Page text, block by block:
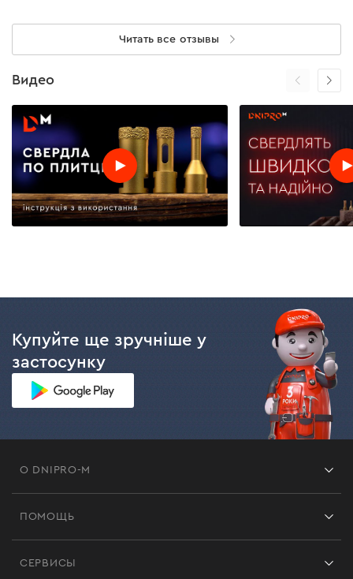
Читать все отзывы
Видео
Купуйте ще зручніше у
застосунку
О DNIPRO-M
ПОМОЩЬ
СЕРВИСЫ